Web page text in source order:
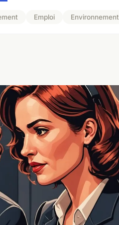
Emploi Environnement